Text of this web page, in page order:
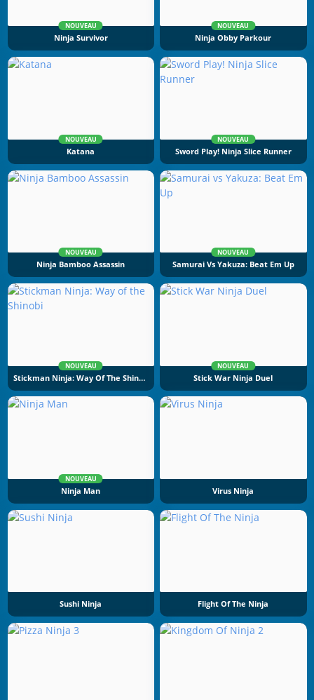
NOUVEAU
Ninja Survivor
NOUVEAU
Ninja Obby Parkour
NOUVEAU
Katana
NOUVEAU
Sword Play! Ninja Slice Runner
NOUVEAU
Ninja Bamboo Assassin
NOUVEAU
Samurai Vs Yakuza: Beat Em Up
NOUVEAU
Stickman Ninja: Way Of The Shinobi
NOUVEAU
Stick War Ninja Duel
NOUVEAU
Ninja Man Virus Ninja
Sushi Ninja Flight Of The Ninja